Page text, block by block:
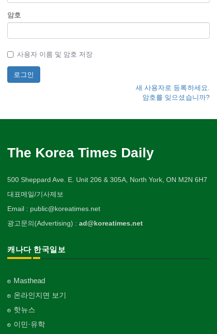
암호
사용자 이름 및 암호 저장
새 사용자로 등록하세요.
암호를 잊으셨습니까?
The Korea Times Daily
500 Sheppard Ave. E. Unit 206 & 305A, North York, ON M2N 6H7
대표메일/기사제보
Email : public@koreatimes.net
광고문의(Advertising) : ad@koreatimes.net
캐나다 한국일보
Masthead
온라인지면 보기
핫뉴스
이민·유학